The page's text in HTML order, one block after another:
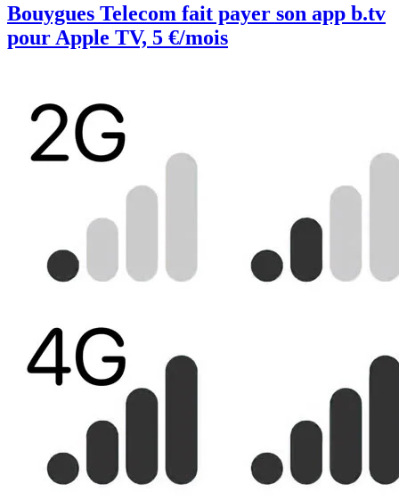
Bouygues Telecom fait payer son app b.tv
pour Apple TV, 5 €/mois